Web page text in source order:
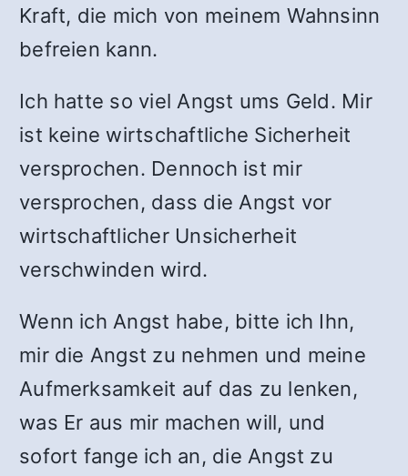
Kraft, die mich von meinem Wahnsinn
befreien kann.
Ich hatte so viel Angst ums Geld. Mir
ist keine wirtschaftliche Sicherheit
versprochen. Dennoch ist mir
versprochen, dass die Angst vor
wirtschaftlicher Unsicherheit
verschwinden wird.
Wenn ich Angst habe, bitte ich Ihn,
mir die Angst zu nehmen und meine
Aufmerksamkeit auf das zu lenken,
was Er aus mir machen will, und
sofort fange ich an, die Angst zu